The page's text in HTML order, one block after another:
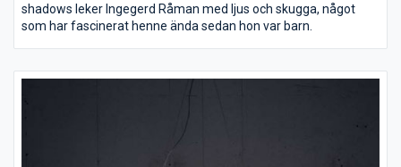
shadows leker Ingegerd Råman med ljus och skugga, något
som har fascinerat henne ända sedan hon var barn.